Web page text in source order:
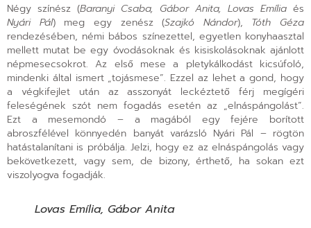
Négy színész (Baranyi Csaba, Gábor Anita, Lovas Emília és
Nyári Pál) meg egy zenész (Szajkó Nándor), Tóth Géza
rendezésében, némi bábos színezettel, egyetlen konyhaasztal
mellett mutat be egy óvodásoknak és kisiskolásoknak ajánlott
népmesecsokrot. Az első mese a pletykálkodást kicsúfoló,
mindenki által ismert „tojásmese”. Ezzel az lehet a gond, hogy
a végkifejlet után az asszonyát leckéztető férj megígéri
feleségének szót nem fogadás esetén az „elnáspángolást”.
Ezt a mesemondó – a magából egy fejére borított
abroszfélével könnyedén banyát varázsló Nyári Pál – rögtön
hatástalanítani is próbálja. Jelzi, hogy ez az elnáspángolás vagy
bekövetkezett, vagy sem, de bizony, érthető, ha sokan ezt
viszolyogva fogadják.
Lovas Emília, Gábor Anita